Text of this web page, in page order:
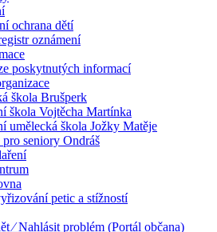
ochrana dětí
oznámení
poskytnutých informací
škola Brušperk
škola Vojtěcha Martínka
umělecká škola Jožky Matěje
seniory Ondráš
petic a stížností
⁄ Nahlásit problém (Portál občana)